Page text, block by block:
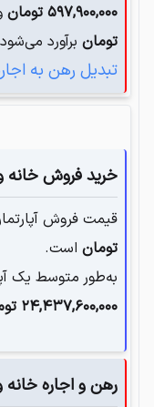
۵۹۷,۹۰۰,۰۰۰ تومان
تومان برآورد
تبدیل رهن به
خرید فروش
قیمت فروش
تومان است.
به‌طور متوسط یک
۲۴,۴۳۷,۶۰۰,۰۰۰
رهن و اجاره